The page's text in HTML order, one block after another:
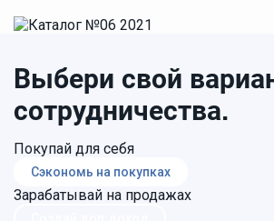
Выбери свой
сотрудничества.
Покупай для себя
Сэкономь на покупках
Зарабатывай на продажах